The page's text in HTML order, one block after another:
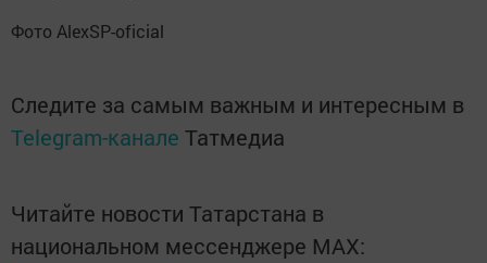
Фото AlexSP-oficial
Следите за самым важным и интересным в
Telegram-канале Татмедиа
Читайте новости Татарстана в
национальном мессенджере MАХ: